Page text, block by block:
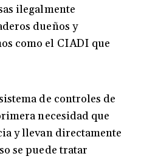
ilegalmente
dueños y
como el CIADI que
de controles de
necesidad que
y llevan directamente
se puede tratar